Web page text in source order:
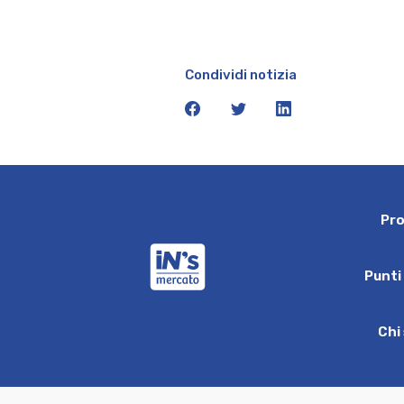
Condividi notizia
facebooktwitter
Pro
Punti
C hi